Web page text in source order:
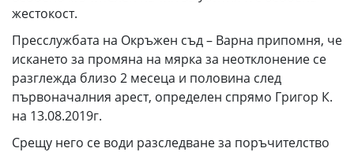
жестокост.
Пресслужбата на Окръжен съд – Варна припомня, че
искането за промяна на мярка за неотклонение се
разглежда близо 2 месеца и половина след
първоначалния арест, определен спрямо Григор К.
на 13.08.2019г.
Срещу него се води разследване за поръчителство